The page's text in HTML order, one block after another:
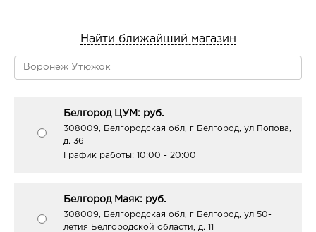
Найти ближайший магазин
Белгород ЦУМ: руб.
308009, Белгородская обл, г Белгород, ул Попова,
д. 36
График работы: 10:00 - 20:00
Белгород Маяк: руб.
308009, Белгородская обл, г Белгород, ул 50-
летия Белгородской области, д. 11